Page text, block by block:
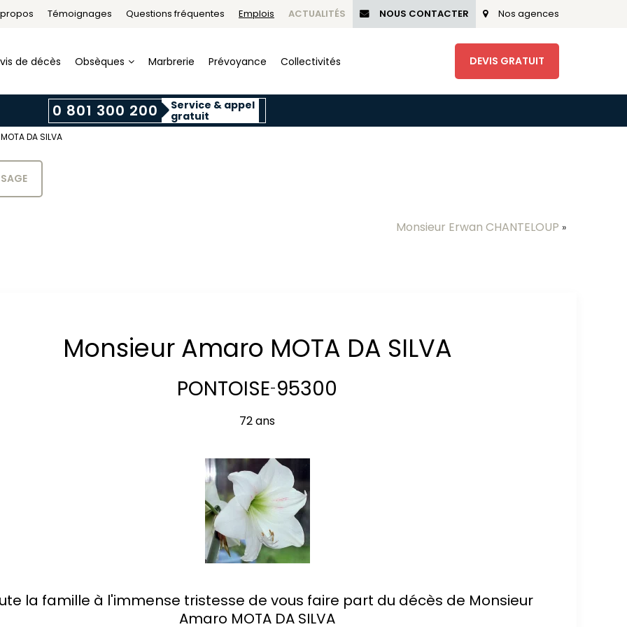
Témoignages Questions fréquentes Emplois ACTUALITÉS NOUS CONTACTER Nos agences
de décès Obsèques Marbrerie Prévoyance Collectivités DEVIS GRATUIT
0 801 300 200
Service & appel
gratuit
DA SILVA
Monsieur Erwan CHANTELOUP »
Monsieur Amaro MOTA DA SILVA
PONTOISE-95300
72 ans
la famille à l'immense tristesse de vous faire part du décès de Monsieur
Amaro MOTA DA SILVA